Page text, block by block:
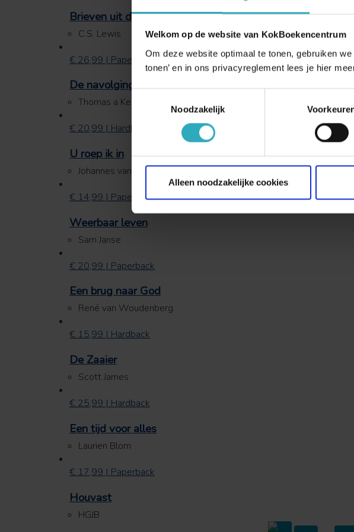
Welkom op de website van KokBoekencentrum
Om deze website optimaal te tonen, gebruiken
tonen’ en in ons privacyreglement lees je hier
Noodzakelijk
Alleen noodzakelijke cookies
Brieven uit de hel
C.S. Lewis
€ 26,99 | Paperback
De navolging van Christus
Thomas a Kempis
€ 20,99 | Hardback
U roep ik in
Johannes van Oort
€ 14,99 | Paperback
Weerbaar leven
Sam Janse
€ 20,99 | Paperback
Een brug naar God
René van Woudenberg
€ 15,99 | Hardback
De Zaaier
Scott James
€ 25,99 | Hardback
Een tijd voor alles
Laurien Blom
€ 17,99 | Paperback
Houvast
HGJB